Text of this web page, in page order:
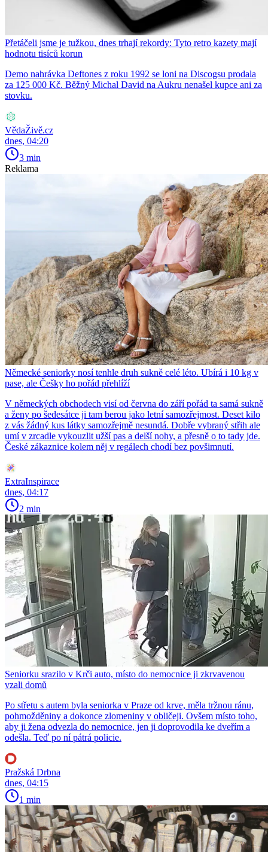
Přetáčeli jsme je tužkou, dnes trhají rekordy: Tyto retro kazety mají
hodnotu tisíců korun
Demo nahrávka Deftones z roku 1992 se loni na Discogsu prodala
za 125 000 Kč. Běžný Michal David na Aukru nenašel kupce ani za
stovku.
VědaŽivě.cz
dnes, 04:20
3 min
Reklama
Německé seniorky nosí tenhle druh sukně celé léto. Ubírá i 10 kg v
pase, ale Češky ho pořád přehlíží
V německých obchodech visí od června do září pořád ta samá sukně
a ženy po šedesátce ji tam berou jako letní samozřejmost. Deset kilo
z vás žádný kus látky samozřejmě nesundá. Dobře vybraný střih ale
umí v zrcadle vykouzlit užší pas a delší nohy, a přesně o to tady jde.
České zákaznice kolem něj v regálech chodí bez povšimnutí.
ExtraInspirace
dnes, 04:17
2 min
Seniorku srazilo v Krči auto, místo do nemocnice ji zkrvavenou
vzali domů
Po střetu s autem byla seniorka v Praze od krve, měla tržnou ránu,
pohmožděniny a dokonce zlomeniny v obličeji. Ovšem místo toho,
aby ji žena odvezla do nemocnice, jen ji doprovodila ke dveřím a
odešla. Teď po ní pátrá policie.
Pražská Drbna
dnes, 04:15
1 min